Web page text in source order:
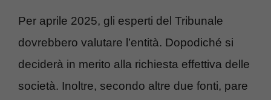
Per aprile 2025, gli esperti del Tribunale
dovrebbero valutare l’entità. Dopodiché si
deciderà in merito alla richiesta effettiva delle
società. Inoltre, secondo altre due fonti, pare